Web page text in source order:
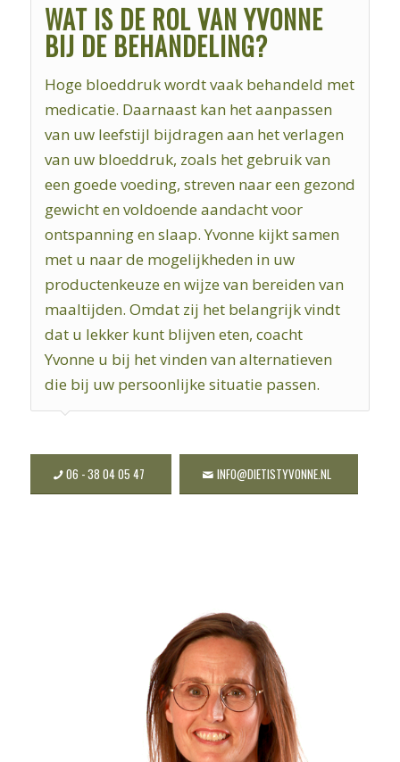
WAT IS DE ROL VAN YVONNE
BIJ DE BEHANDELING?
Hoge bloeddruk wordt vaak behandeld met
medicatie. Daarnaast kan het aanpassen
van uw leefstijl bijdragen aan het verlagen
van uw bloeddruk, zoals het gebruik van
een goede voeding, streven naar een gezond
gewicht en voldoende aandacht voor
ontspanning en slaap. Yvonne kijkt samen
met u naar de mogelijkheden in uw
productenkeuze en wijze van bereiden van
maaltijden. Omdat zij het belangrijk vindt
dat u lekker kunt blijven eten, coacht
Yvonne u bij het vinden van alternatieven
die bij uw persoonlijke situatie passen.
06 - 38 04 05 47 INFO@DIETISTYVONNE.NL